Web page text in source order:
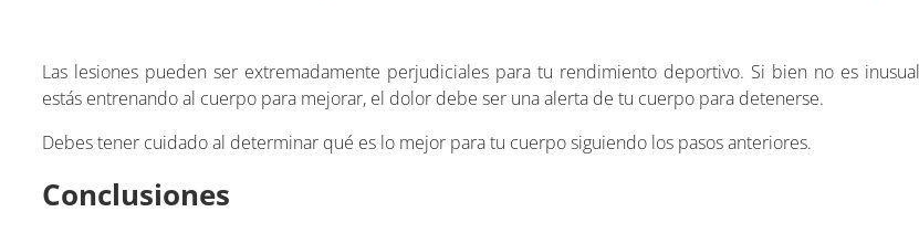
Las lesiones pueden ser extremadamente perjudiciales para tu rendimiento deportivo. Si bien no es
estás entrenando al cuerpo para mejorar, el dolor debe ser una alerta de tu cuerpo para detenerse.
Debes tener cuidado al determinar qué es lo mejor para tu cuerpo siguiendo los pasos anteriores.
Conclusiones